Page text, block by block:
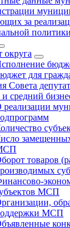
за
политики
округa
для
Совета
средний
реализации
товаров
МСП
МСП